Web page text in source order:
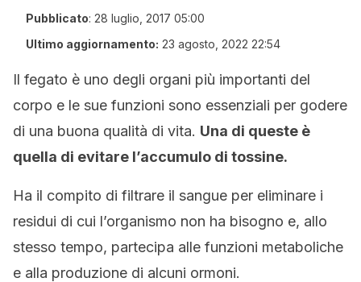
Pubblicato: 28 luglio, 2017 05:00
Ultimo aggiornamento: 23 agosto, 2022 22:54
Il fegato è uno degli organi più importanti del
corpo e le sue funzioni sono essenziali per godere
di una buona qualità di vita. Una di queste è
quella di evitare l’accumulo di tossine.
Ha il compito di filtrare il sangue per eliminare i
residui di cui l’organismo non ha bisogno e, allo
stesso tempo, partecipa alle funzioni metaboliche
e alla produzione di alcuni ormoni.